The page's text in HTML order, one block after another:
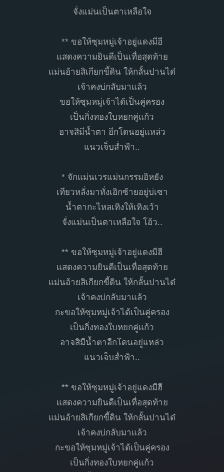
จั่งแม่นเป็นตาเหลือใจ
** ขอให้ซุมหมู่เจ้าอยู่แดงมีฮี
แสดงความยินดีเป็นเทื่อสุดท้าย
แม่นอ้ายสิเกียกขี้ดิน ให้กลั้นปานได๋
เจ้าคงบ่กลับมาแล้ว
ขอให้ซุมหมู่เจ้าได้เป็นคู่ครอง
เป็นกิ่งทองใบหยกคู่แก้ว
อาจสิมีน้ำตา อีกโดนอยู่แหล่ว
แนวเจ็บส่ำฟ้า..
* จักแม่นเวรแม่นกรรมอิหยัง
เทียวหลั่งมาทั่งเอิกซ้ายอยู่บ่เซา
น้ำตากะไหลเทิงให้เทิงเว้า
จั่งแม่นเป็นตาเหลือใจ โอ้ว..
** ขอให้ซุมหมู่เจ้าอยู่แดงมีฮี
แสดงความยินดีเป็นเทื่อสุดท้าย
แม่นอ้ายสิเกียกขี้ดิน ให้กลั้นปานได๋
เจ้าคงบ่กลับมาแล้ว
กะขอให้ซุมหมู่เจ้าได้เป็นคู่ครอง
เป็นกิ่งทองใบหยกคู่แก้ว
อาจสิมีน้ำตาอีกโดนอยู่แหล่ว
แนวเจ็บส่ำฟ้า..
** ขอให้ซุมหมู่เจ้าอยู่แดงมีฮี
แสดงความยินดีเป็นเทื่อสุดท้าย
แม่นอ้ายสิเกียกขี้ดิน ให้กลั้นปานได๋
เจ้าคงบ่กลับมาแล้ว
กะขอให้ซุมหมู่เจ้าได้เป็นคู่ครอง
เป็นกิ่งทองใบหยกคู่แก้ว